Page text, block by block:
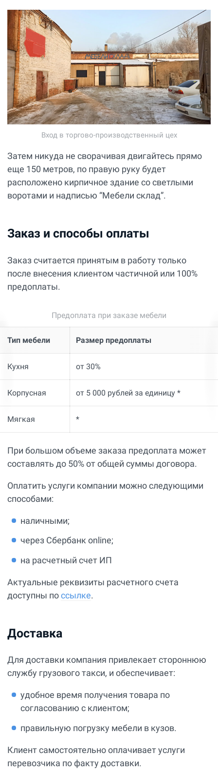
Вход в торгово-производственный цех
Затем никуда не сворачивая двигайтесь прямо
еще 150 метров, по правую руку будет
расположено кирпичное здание со светлыми
воротами и надписью “Мебели склад”.
Заказ и способы оплаты
Заказ считается принятым в работу только
после внесения клиентом частичной или 100%
предоплаты.
Предоплата при заказе мебели
Тип мебели Размер предоплаты
Кухня от 30%
Корпусная от 5 000 рублей за единицу *
Мягкая *
При большом объеме заказа предоплата может
составлять до 50% от общей суммы договора.
Оплатить услуги компании можно следующими
способами:
наличными;
через Сбербанк online;
на расчетный счет ИП
Актуальные реквизиты расчетного счета
доступны поссылке.
Доставка
Для доставки компания привлекает стороннюю
службу грузового такси, и обеспечивает:
удобное время получения товара по
согласованию с клиентом;
правильную погрузку мебели в кузов.
Клиент самостоятельно оплачивает услуги
перевозчика по факту доставки.